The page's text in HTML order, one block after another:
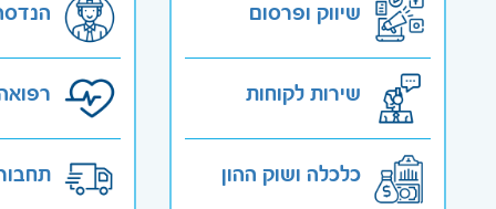
שיווק ופרסום
שירות לקוחות
כלכלה ושוק ההון